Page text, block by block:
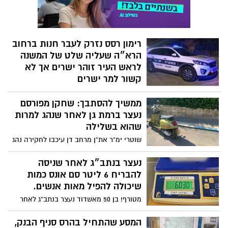
שהוא בשלילה
שוטרי ימ"ר את"ן מרחב דן עיכבו לחקירה נהג
שנמצא בפסילת קצין משטרה לאחר שנתפס
בחשד לנהיגה תחת השפעת אלכוהול בחודש
שעבר ורישיונו נפסל
נעצר בנתב״ג לאחר שניסה
להבריח 6 ליטר סם אונס כמות
שיכולה להפיל מאות אנשים.
מטורף! בן 50 מאשדוד נעצר בנתב"ג לאחר
מדובר בכמות גדולה מאוד של סם אונס, ממנו
מספיקה כמות זעירה כדי להכניס למשקה של
אישה או גבר ולגרום למצב של איבוד חושים.
מפחיד לדעת כמה נשים וצעירות היו נופלו
כקורבן אם הסם החשוד היה מצליח להחדיר
את הסם לארץ
המסע שהתחיל בהרס סניף הבנק,
נמשך בשוד סניף דואר והסתיים
במעצר
שוטרי תחנת בני ברק- רמת גן עצרו גבר
וגרימת נזק לסניף בנק ברמת גן
שלושה שב״חים נעצרו בחשד